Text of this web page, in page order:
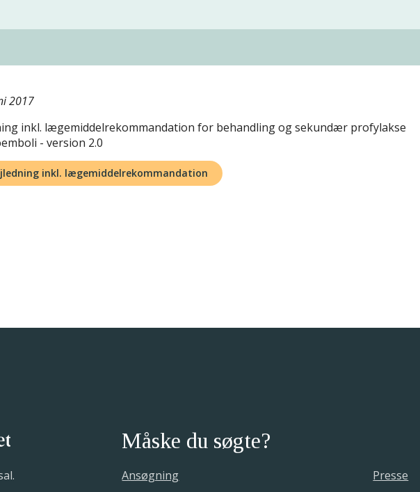
2017
inkl. lægemiddelrekommandation for behandling og sekundær profylakse
- version 2.0
inkl. lægemiddelrekommandation
Måske du søgte?
Ansøgning
Presse